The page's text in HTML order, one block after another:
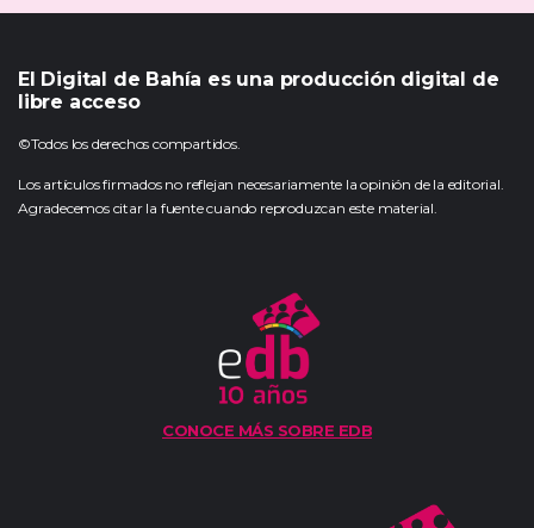
El Digital de Bahía es una producción digital de
libre acceso
©Todos los derechos compartidos.
Los artículos firmados no reflejan necesariamente la opinión de la editorial.
Agradecemos citar la fuente cuando reproduzcan este material.
CONOCE MÁS SOBRE EDB